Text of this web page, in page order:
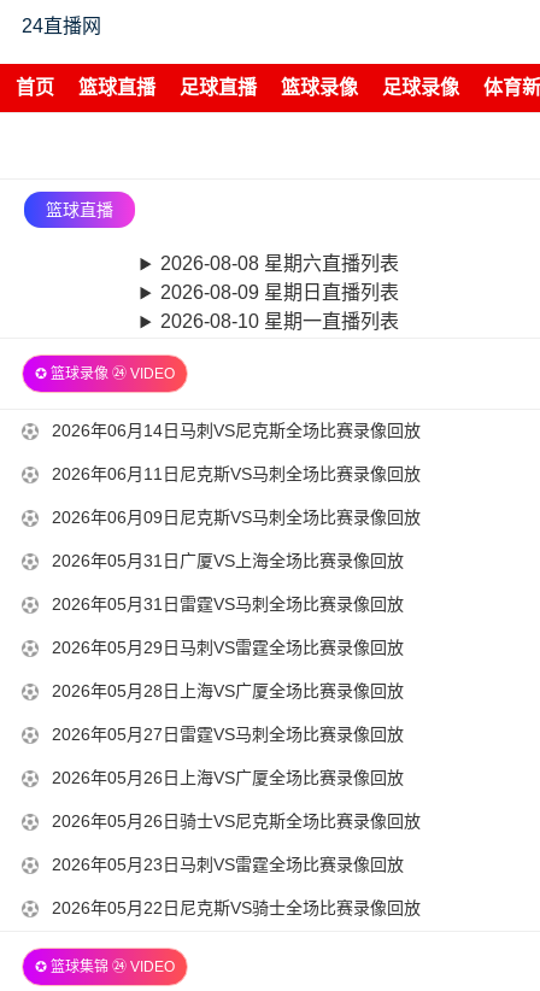
24直播网
首页 篮球直播 足球直播 篮球录像 足球录像 体育
篮球直播
2026-08-08 星期六直播列表
2026-08-09 星期日直播列表
2026-08-10 星期一直播列表
✪ 篮球录像 ㉔ VIDEO
2026-
15:00:02
2026年06月14日马刺VS尼克斯全场比赛录像回放
2026-
15:00:02
2026年06月11日尼克斯VS马刺全场比赛录像回放
2026-
15:00:03
2026年06月09日尼克斯VS马刺全场比赛录像回放
2026-
21:00:02
2026年05月31日广厦VS上海全场比赛录像回放
2026-
15:00:02
2026年05月31日雷霆VS马刺全场比赛录像回放
2026-
15:00:02
2026年05月29日马刺VS雷霆全场比赛录像回放
2026-
21:00:02
2026年05月28日上海VS广厦全场比赛录像回放
2026-
15:00:02
2026年05月27日雷霆VS马刺全场比赛录像回放
2026-
21:00:02
2026年05月26日上海VS广厦全场比赛录像回放
2026-
15:00:02
2026年05月26日骑士VS尼克斯全场比赛录像回放
2026-
15:00:02
2026年05月23日马刺VS雷霆全场比赛录像回放
2026-
22
2026年05月22日尼克斯VS骑士全场比赛录像回放
✪ 篮球集锦 ㉔ VIDEO